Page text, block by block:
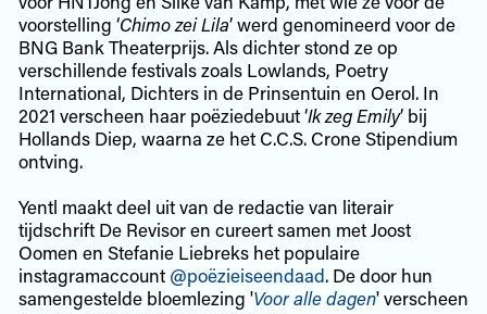
voorstelling ‘Chimo zei Lila’ werd genomineerd voor de
BNG Bank Theaterprijs. Als dichter stond ze op
verschillende festivals zoals Lowlands, Poetry
International, Dichters in de Prinsentuin en Oerol. In
2021 verscheen haar poëziedebuut ‘Ik zeg Emily’ bij
Hollands Diep, waarna ze het C.C.S. Crone Stipendium
ontving.
Yentl maakt deel uit van de redactie van literair
tijdschrift De Revisor en cureert samen met Joost
Oomen en Stefanie Liebreks het populaire
instagramaccount @poëzieiseendaad. De door hun
samengestelde bloemlezing 'Voor alle dagen' verscheen